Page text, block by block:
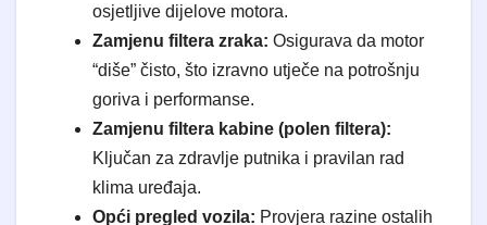
osjetljive dijelove motora.
Zamjenu filtera zraka: Osigurava da motor
“diše” čisto, što izravno utječe na potrošnju
goriva i performanse.
Zamjenu filtera kabine (polen filtera):
Ključan za zdravlje putnika i pravilan rad
klima uređaja.
Opći pregled vozila: Provjera razine ostalih